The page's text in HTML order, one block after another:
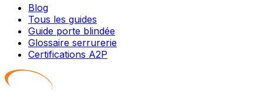
Blog
Tous les guides
Guide porte blindée
Glossaire serrurerie
Certifications A2P